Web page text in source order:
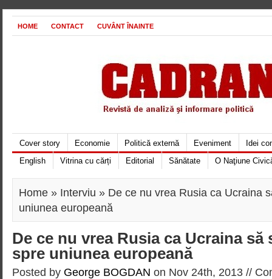
HOME CONTACT CUVÂNT ÎNAINTE
Cover story Economie Politică externă Eveniment
Idei
English
Vitrina cu cărți Editorial Sănătate O Naţiune
Home » Interviu » De ce nu vrea Rusia ca Ucraina
uniunea europeană
De ce nu vrea Rusia ca Ucraina să
spre uniunea europeană
Posted by George BOGDAN on Nov 24th, 2013 //